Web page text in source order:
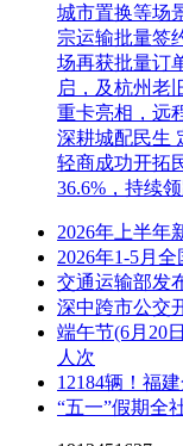
城市置换等场
宗运输批量签
场再获批量订
启，及杭州老
重卡亮相，远
深耕城配民生
轻商成功开拓
36.6%，持续
2026年上半年
2026年1-5月
交通运输部发
深中跨市公交
端午节(6月20
人次
12184辆！福
“五一”假期全